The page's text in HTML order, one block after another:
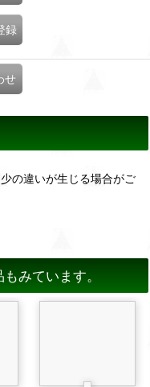
録
せ
の違いが生じる場合がご
みています。